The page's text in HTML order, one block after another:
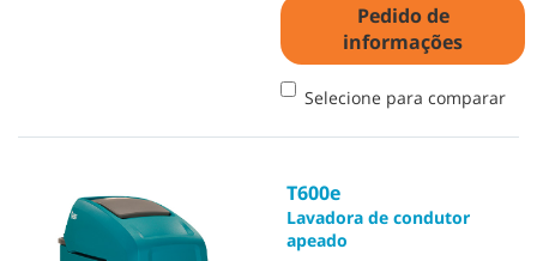
Pedido de
informações
Selecione para comparar
T600e
Lavadora de condutor
apeado